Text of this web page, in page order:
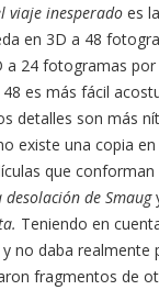
viaje inesperado es
en 3D a 48
a 24 fotogramas
es más fácil
detalles son más
existe una copia
que
de Smaug
Teniendo en
no daba realmente
fragmentos de